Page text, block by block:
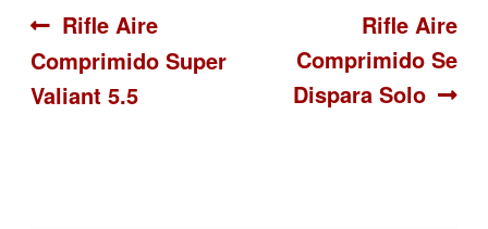
Navegación
de
Anterior:
Rifle Aire
Comprimido Super
Valiant 5.5
Siguiente:
Rifle Aire
Comprimido Se
Dispara Solo